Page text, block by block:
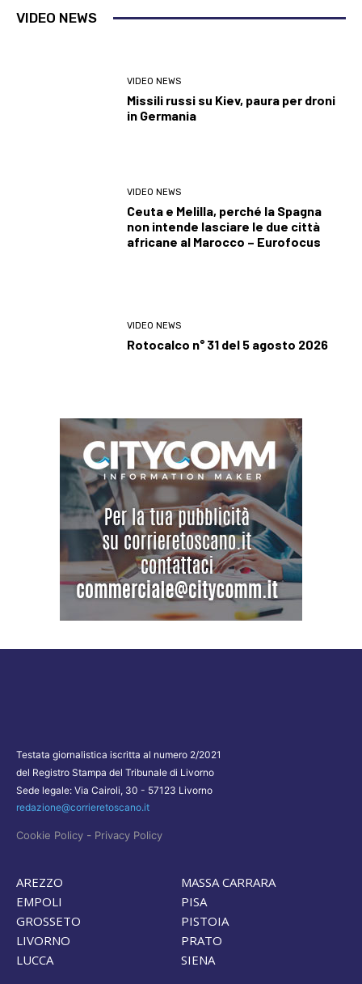
VIDEO NEWS
VIDEO NEWS
Missili russi su Kiev, paura per droni
in Germania
VIDEO NEWS
Ceuta e Melilla, perché la Spagna
non intende lasciare le due città
africane al Marocco – Eurofocus
VIDEO NEWS
Rotocalco n° 31 del 5 agosto 2026
Testata giornalistica iscritta al numero 2/2021
del Registro Stampa del Tribunale di Livorno
Sede legale: Via Cairoli, 30 - 57123 Livorno
redazione@corrieretoscano.it
Cookie Policy - Privacy Policy
AREZZO
EMPOLI
GROSSETO
LIVORNO
LUCCA
MASSA CARRARA
PISA
PISTOIA
PRATO
SIENA